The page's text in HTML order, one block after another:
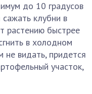
до 10 градусов
клубни в
растению быстрее
в холодном
не видать, придется
участок,